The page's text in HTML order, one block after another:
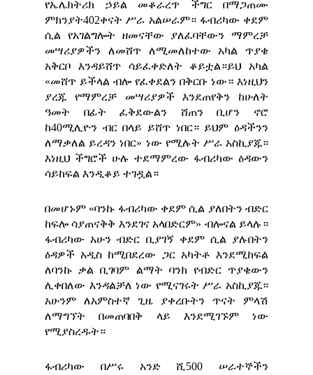
የኤሌክትሪክ ኃይል መቆራረጥ ችግር በማጋጠሙ
ምክንያት402ቀናት ሥራ አልሠራም። ፋብሪካው ቀደም
ሲል የአገልግሎት ዘመናቸው ያለፈባቸውን ማምረቻ
መሣሪያዎችን ለመሸጥ ለሚመለከተው አካል ጥያቄ
አቅርቦ እንዳይሸጥ ሳይፈቀድለት ቆይቷል።ይህ አካል
«መሸጥ ይችላል ብሎ የፈቀደልን በቅርቡ ነው። እነዚህን
ያረጁ የማምረቻ መሣሪያዎች እንደጠየቅን ከሁለት
ዓመት በፊት ፈቅደውልን ሸጠን ቢሆን ኖሮ
ከ40ሚሊዮን ብር በላይ ይሸጥ ነበር። ይህም ዕዳችንን
ለማቃለል ይረዳን ነበር» ነው የሚሉት ሥራ አስኪያጁ።
እነዚህ ችግሮች ሁሉ ተደማምረው ፋብሪካው ዕዳውን
ሳይከፍል እንዲቆይ ተገዷል።
በመሆኑም «ባንኩ ፋብሪካው ቀደም ሲል ያለበትን ብድር
ከፍሎ ሳያጠናቅቅ እንደገና አላበድርም» ብሎናል ይላሉ።
ፋብሪካው አሁን ብድር ቢያገኝ ቀደም ሲል ያሉበትን
ዕዳዎች አዲስ ከሚበደረው ጋር አካትቶ እንደሚከፍል
ለባንኩ ቃል ቢገባም ልማት ባንክ የብድር ጥያቄውን
ሊቀበለው እንዳልቻለ ነው የሚናገሩት ሥራ አስኪያጁ።
አሁንም ለአምስተኛ ጊዜ ያቀረቡትን ጥናት ምላሽ
ለማግኘት በመጠባበቅ ላይ እንደሚገኙም ነው
የሚያስረዱት።
ፋብሪካው በሥሩ አንድ ሺ500 ሠራተኞችን